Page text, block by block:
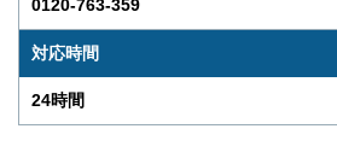
0120-763-359
対応時間
24時間